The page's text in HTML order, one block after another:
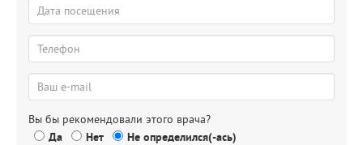
Вы бы рекомендовали этого врача?
Да
Нет
Не определился(-ась)